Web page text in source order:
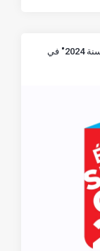
أرفيا الطبيعة تُتوّج بجائزة "أفضل خدمة حرفاء لسنة 2024" في